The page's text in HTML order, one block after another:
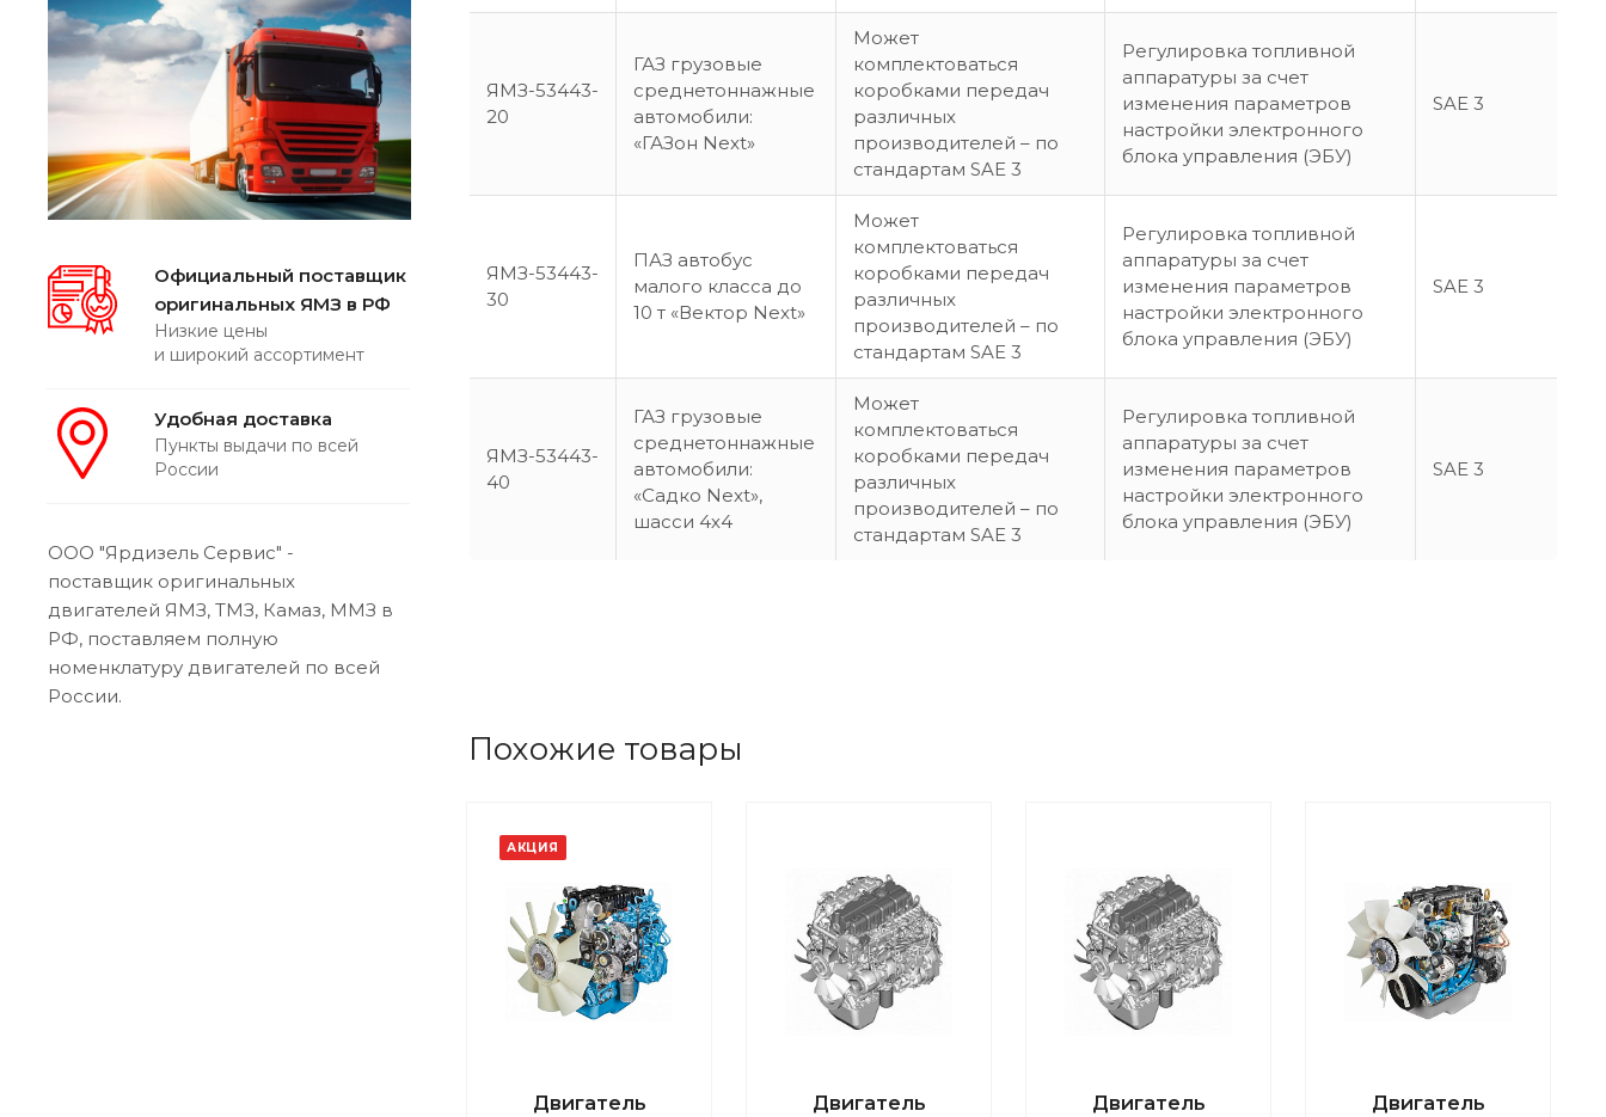
ЯМЗ-53443-
20
ГАЗ грузовые
среднетоннажные
автомобили:
«ГАЗон Next»
Может
комплектоваться
коробками передач
различных
производителей – по
стандартам SAE 3
Регулировка топливной
аппаратуры за счет
изменения параметров
настройки электронного
блока управления (ЭБУ)
SAE 3
ЯМЗ-53443-
30
ПАЗ автобус
малого класса до
10 т «Вектор Next»
Может
комплектоваться
коробками передач
различных
производителей – по
стандартам SAE 3
Регулировка топливной
аппаратуры за счет
изменения параметров
настройки электронного
блока управления (ЭБУ)
SAE 3
ЯМЗ-53443-
40
ГАЗ грузовые
среднетоннажные
автомобили:
«Садко Next»,
шасси 4х4
Может
комплектоваться
коробками передач
различных
производителей – по
стандартам SAE 3
Регулировка топливной
аппаратуры за счет
изменения параметров
настройки электронного
блока управления (ЭБУ)
SAE 3
Похожие товары
АКЦИЯ
Двигатель
Двигатель
Двигатель
Двигатель
Официальный поставщик
оригинальных ЯМЗ в РФ
Низкие цены
и широкий ассортимент
Удобная доставка
Пункты выдачи по всей
России
ООО "Ярдизель Сервис" -
поставщик оригинальных
двигателей ЯМЗ, ТМЗ, Камаз, ММЗ в
РФ, поставляем полную
номенклатуру двигателей по всей
России.